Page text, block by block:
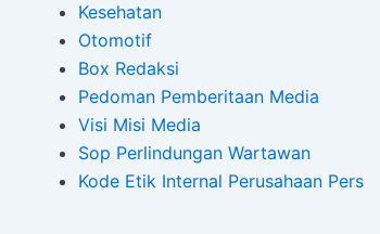
Kesehatan
Otomotif
Box Redaksi
Pedoman Pemberitaan Media
Visi Misi Media
Sop Perlindungan Wartawan
Kode Etik Internal Perusahaan Pers